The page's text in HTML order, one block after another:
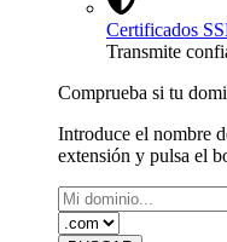
Certificados
Transmite
Comprueba si tu
Introduce el nombre
extensión y pulsa el